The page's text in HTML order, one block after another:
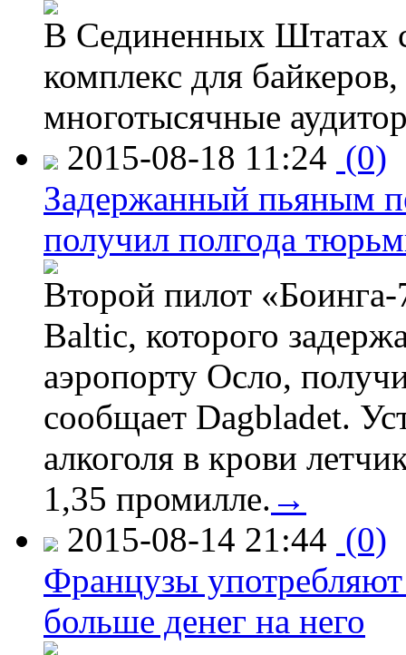
В Сединенных Штатах
комплекс для
многотысячные
2015-08-18 11:24 (0)
Задержанный пьяным
получил полгода
Второй пилот
Baltic, которого
аэропорту Осло,
сообщает Dagbladet.
алкоголя в крови
1,35 промилле. →
2015-08-14 21:44 (0)
Французы
больше денег на него